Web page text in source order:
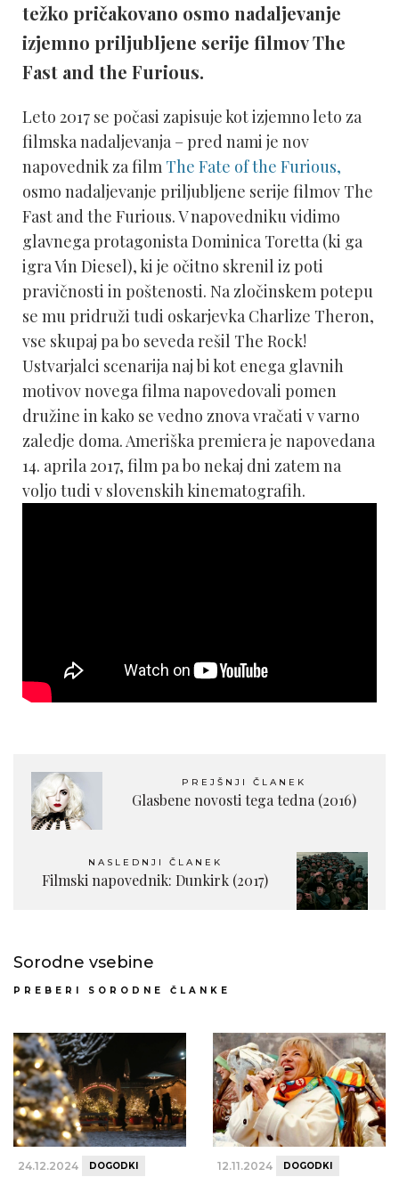
težko pričakovano osmo nadaljevanje
izjemno priljubljene serije filmov The
Fast and the Furious.
Leto 2017 se počasi zapisuje kot izjemno leto za
filmska nadaljevanja – pred nami je nov
napovednik za film The Fate of the Furious,
osmo nadaljevanje priljubljene serije filmov The
Fast and the Furious. V napovedniku vidimo
glavnega protagonista Dominica Toretta (ki ga
igra Vin Diesel), ki je očitno skrenil iz poti
pravičnosti in poštenosti. Na zločinskem potepu
se mu pridruži tudi oskarjevka Charlize Theron,
vse skupaj pa bo seveda rešil The Rock!
Ustvarjalci scenarija naj bi kot enega glavnih
motivov novega filma napovedovali pomen
družine in kako se vedno znova vračati v varno
zaledje doma. Ameriška premiera je napovedana
14. aprila 2017, film pa bo nekaj dni zatem na
voljo tudi v slovenskih kinematografih.
PREJŠNJI ČLANEK
Glasbene novosti tega tedna (2016)
NASLEDNJI ČLANEK
Filmski napovednik: Dunkirk (2017)
Sorodne vsebine
PREBERI SORODNE ČLANKE
24.12.2024 DOGODKI 12.11.2024 DOGODKI